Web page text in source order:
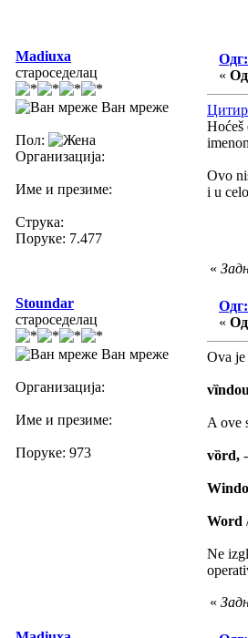
Madiuxa
староседелац
Ван мреже
Пол:
Организација:
Име и презиме:
Струка:
Поруке: 7.477
«
Hoćeš
Ovo
i u
«
Stoundar
староседелац
Ван мреже
Организација:
Име и презиме:
Поруке: 973
«
Ova je
A ove
vȍrd,
Word
Ne
«